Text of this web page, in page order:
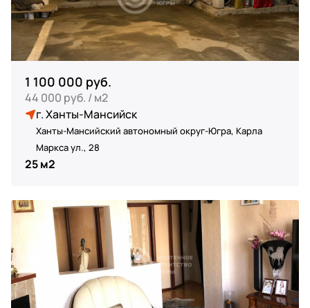
1 100 000 руб.
44 000 руб. / м2
г. Ханты-Мансийск
Ханты-Мансийский автономный округ-Югра, Карла
Маркса ул., 28
25 м2